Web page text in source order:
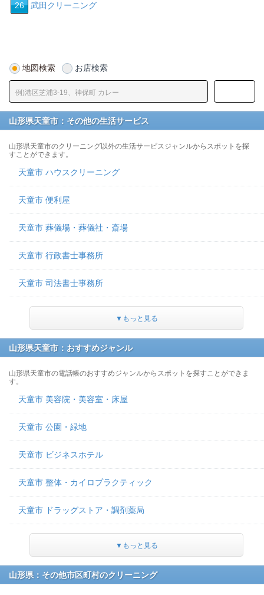
26 武田クリーニング
地図検索 お店検索
山形県天童市：その他の生活サービス
山形県天童市のクリーニング以外の生活サービスジャンルからスポットを探
すことができます。
天童市 ハウスクリーニング
天童市 便利屋
天童市 葬儀場・葬儀社・斎場
天童市 行政書士事務所
天童市 司法書士事務所
▼もっと見る
山形県天童市：おすすめジャンル
山形県天童市の電話帳のおすすめジャンルからスポットを探すことができま
す。
天童市 美容院・美容室・床屋
天童市 公園・緑地
天童市 ビジネスホテル
天童市 整体・カイロプラクティック
天童市 ドラッグストア・調剤薬局
▼もっと見る
山形県：その他市区町村のクリーニング